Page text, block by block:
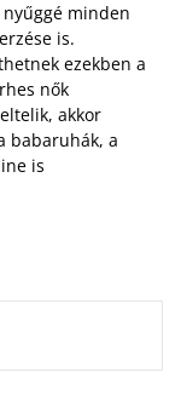
minden
is.
ezekben a
nők
akkor
babaruhák, a
is